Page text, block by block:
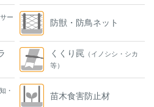
ー
・
防獣・防鳥ネット
くくり罠 （イノシシ・シカ
等）
苗木食害防止材